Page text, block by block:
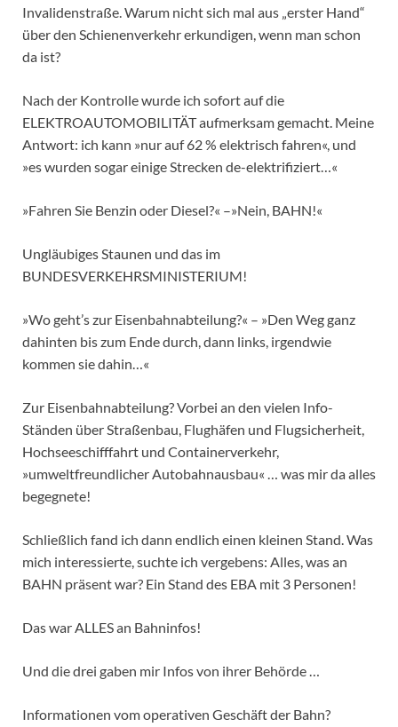
Invalidenstraße. Warum nicht sich mal aus „erster Hand“
über den Schienenverkehr erkundigen, wenn man schon
da ist?
Nach der Kontrolle wurde ich sofort auf die
ELEKTROAUTOMOBILITÄT aufmerksam gemacht. Meine
Antwort: ich kann »nur auf 62 % elektrisch fahren«, und
»es wurden sogar einige Strecken de-elektrifiziert…«
»Fahren Sie Benzin oder Diesel?« –»Nein, BAHN!«
Ungläubiges Staunen und das im
BUNDESVERKEHRSMINISTERIUM!
»Wo geht’s zur Eisenbahnabteilung?« – »Den Weg ganz
dahinten bis zum Ende durch, dann links, irgendwie
kommen sie dahin…«
Zur Eisenbahnabteilung? Vorbei an den vielen Info-
Ständen über Straßenbau, Flughäfen und Flugsicherheit,
Hochseeschifffahrt und Containerverkehr,
»umweltfreundlicher Autobahnausbau« … was mir da alles
begegnete!
Schließlich fand ich dann endlich einen kleinen Stand. Was
mich interessierte, suchte ich vergebens: Alles, was an
BAHN präsent war? Ein Stand des EBA mit 3 Personen!
Das war ALLES an Bahninfos!
Und die drei gaben mir Infos von ihrer Behörde …
Informationen vom operativen Geschäft der Bahn?